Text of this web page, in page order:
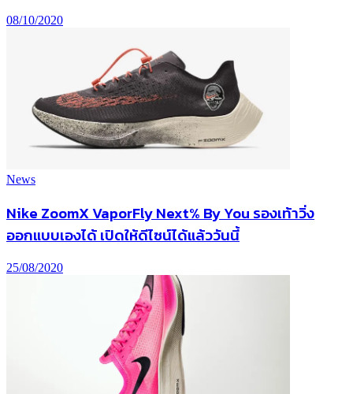
08/10/2020
News
Nike ZoomX VaporFly Next% By You รองเท้าวิ่ง
ออกแบบเองได้ เปิดให้ดีไซน์ได้แล้ววันนี้
25/08/2020